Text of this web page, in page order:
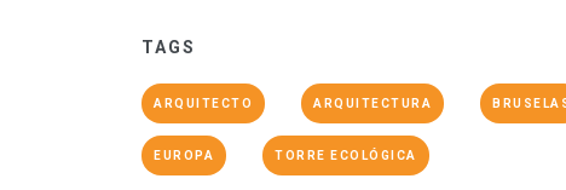
TAGS
ARQUITECTO ARQUITECTURA
EUROPA TORRE ECOLÓGICA